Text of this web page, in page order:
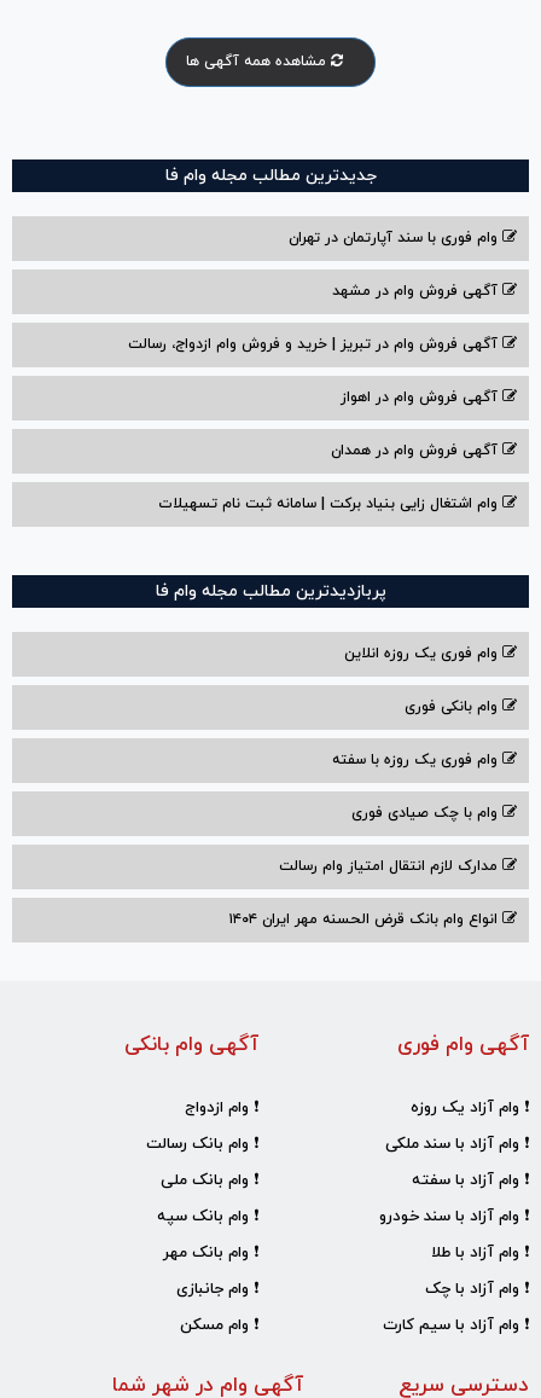
مشاهده همه آگهی ها
جدیدترین مطالب مجله وام فا
وام فوری با سند آپارتمان در تهران
آگهی فروش وام در مشهد
آگهی فروش وام در تبریز | خرید و فروش وام ازدواج، رسالت
آگهی فروش وام در اهواز
آگهی فروش وام در همدان
وام اشتغال زایی بنیاد برکت | سامانه ثبت نام تسهیلات
پربازدیدترین مطالب مجله وام فا
وام فوری یک روزه انلاین
وام بانکی فوری
وام فوری یک روزه با سفته
وام با‌ چک صیادی‌ فوری
مدارک لازم انتقال امتیاز وام رسالت
انواع وام بانک قرض الحسنه مهر ایران ۱۴۰۴
آگهی وام بانکی
❗ وام ازدواج
❗ وام بانک رسالت
❗ وام بانک ملی
❗ وام بانک سپه
❗ وام بانک مهر
❗ وام جانبازی
❗ وام مسکن
آگهی وام فوری
❗ وام آزاد یک روزه
❗ وام آزاد با سند ملکی
❗ وام آزاد با سفته
❗ وام آزاد با سند خودرو
❗ وام آزاد با طلا
❗ وام آزاد با چک
❗ وام آزاد با سیم کارت
آگهی وام در شهر شما دسترسی سریع